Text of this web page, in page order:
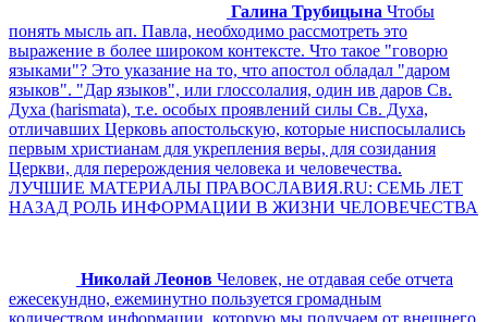
Галина Трубицына Чтобы
понять мысль ап. Павла, необходимо рассмотреть это
выражение в более широком контексте. Что такое "говорю
языками"? Это указание на то, что апостол обладал "даром
языков". "Дар языков", или глоссолалия, один ив даров Св.
Духа (harismata), т.е. особых проявлений силы Св. Духа,
отличавших Церковь апостольскую, которые ниспосылались
первым христианам для укрепления веры, для созидания
Церкви, для перерождения человека и человечества.
ЛУЧШИЕ МАТЕРИАЛЫ ПРАВОСЛАВИЯ.RU: СЕМЬ ЛЕТ
НАЗАД РОЛЬ ИНФОРМАЦИИ В ЖИЗНИ ЧЕЛОВЕЧЕСТВА
Николай Леонов Человек, не отдавая себе отчета
ежесекундно, ежеминутно пользуется громадным
количеством информации, которую мы получаем от внешнего